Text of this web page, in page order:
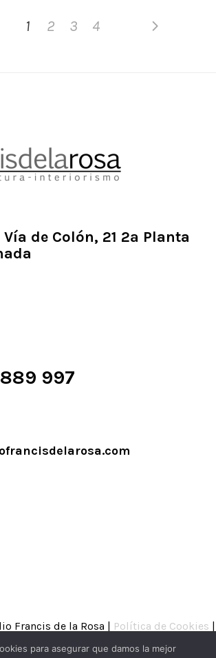
1 2 3 4
de Colón, 21 2ª Planta
997
Francis de la Rosa | Política de Cookies |
de Privacidad
Aviso legal
para asegurar que damos la mejor